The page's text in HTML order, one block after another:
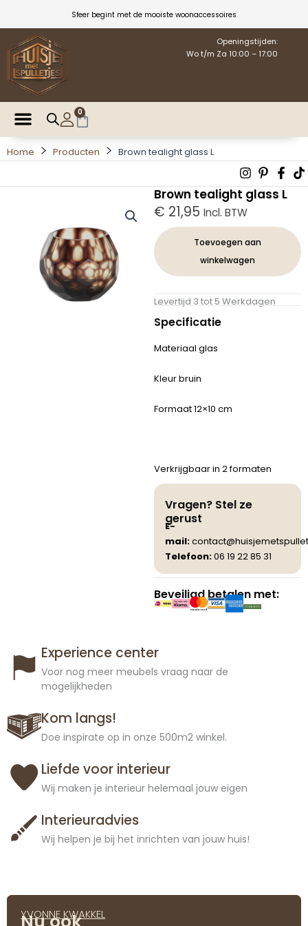
inhoud
Sfeer begint met de mooiste woonaccessoires
Openingstijden:
Wo t/m Za 10:00 – 17:00
0
Winkelwagen
Home Producten Brown tealight glass L
Instagram
p f
Brown tealight glass L
€ 21,95 Incl. BTW
Brown
tealight
glass
L
aantal
Toevoegen aan
winkelwagen
Levertijd 3 tot 5 Werkdagen
Specificatie
Materiaal glas
Kleur bruin
Formaat 12×10 cm
Verkrijgbaar in 2 formaten
Vragen? Stel ze
gerust
E-
mail:
Telefoon:06 19 22 85 31
Beveiligd betalen met:
Experience center
Voor nog meer meubels vraag naar de
mogelijkheden
Kom langs!
Doe inspirate op in onze 500m2 winkel.
Liefde voor interieur
Wij maken je interieur helemaal jouw eigen
Interieuradvies
Wij helpen je bij het inrichten van jouw huis!
YVONNE KWAKKEL